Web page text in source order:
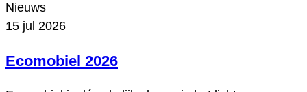
Nieuws
15 jul 2026
Ecomobiel 2026